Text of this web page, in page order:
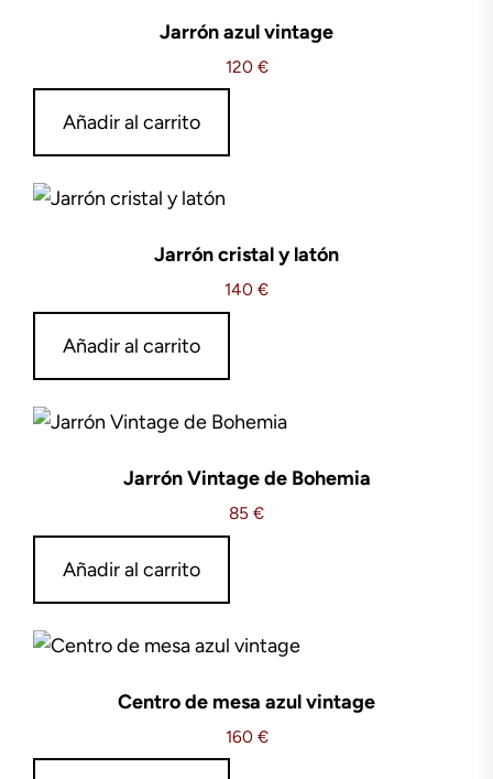
Jarrón azul vintage
120 €
Añadir al carrito
Jarrón cristal y latón
140 €
Añadir al carrito
Jarrón Vintage de Bohemia
85 €
Añadir al carrito
Centro de mesa azul vintage
160 €